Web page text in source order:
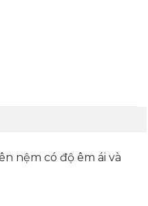
nệm có độ êm ái và